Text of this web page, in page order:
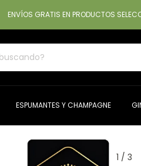
ENVÍOS GRATIS EN PRODUCTOS
ESPUMANTES Y CHAMPAGNE
1 / 3